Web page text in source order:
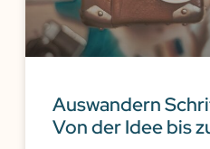
Auswandern
Von der Idee bis